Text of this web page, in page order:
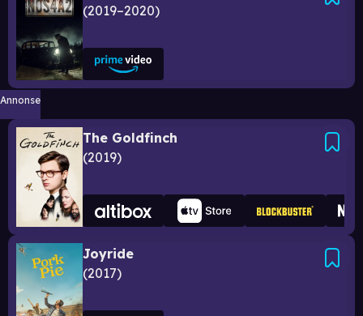
2019–2020
Annonse
The Goldfinch
2019
Joyride
2017